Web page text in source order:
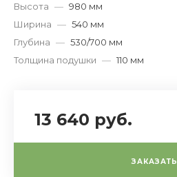
Высота — 980 мм
Ширина — 540 мм
Глубина — 530/700 мм
Толщина подушки — 110 мм
13 640 руб.
ЗАКАЗАТЬ